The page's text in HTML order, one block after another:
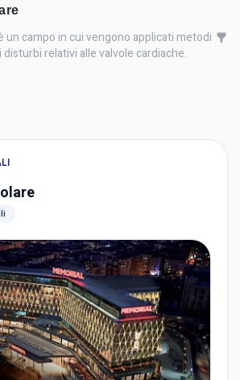
un campo in cui vengono applicati metodi
relativi alle valvole cardiache.